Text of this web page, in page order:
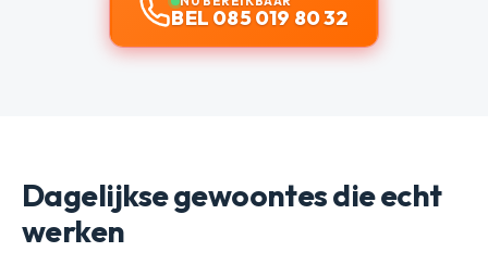
BEL 085 019 80 32
Dagelijkse gewoontes die echt
werken